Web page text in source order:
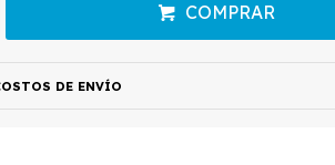
COMPRAR
DE ENVÍO